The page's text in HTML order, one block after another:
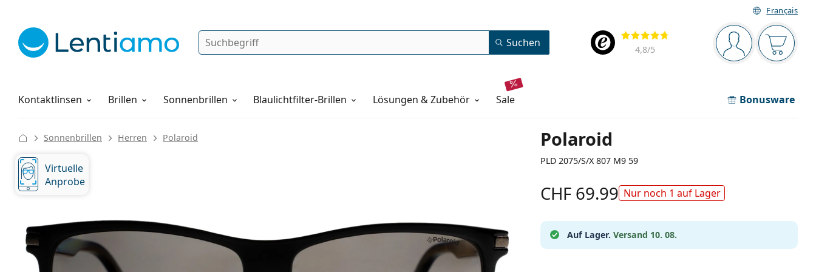
Français
Navigationsleiste
Sie sind Der
Bewertung
4,8/5
Suche Suchen
Kontaktlinsen
Pflegemittel Brillen Sonnenbrillen Blaulichtfilter-Brillen Lösungen & Zubehör sale Bonusware
Alles über den Einkauf
Polaroid
PLD 2075/S/X 807 M9 59
Sonnenbrillen Herren Polaroid
Virtuelle
Anprobe
CHF 69.99 Nur noch 1 auf Lager
Auf Lager. Versand 10. 08.